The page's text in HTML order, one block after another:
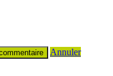
Annuler